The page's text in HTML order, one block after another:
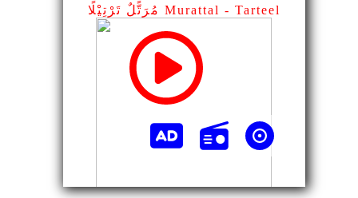
مُرَتًّلٌ تَرْتِيْلًا Murattal - Tarteel